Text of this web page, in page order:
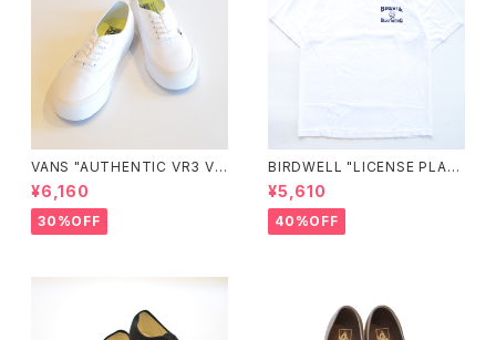
VANS "AUTHENTIC VR3 VN
0005UDTBD"
¥6,160
30%OFF
BIRDWELL "LICENSE PLAT
E TEE"
¥5,610
40%OFF